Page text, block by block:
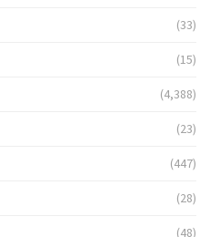
(33)
(15)
(4,388)
(23)
(447)
(28)
(48)